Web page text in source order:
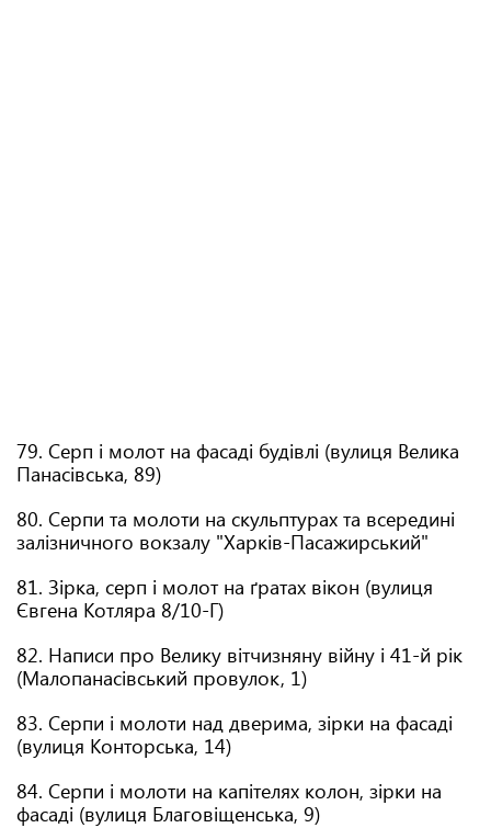
79. Серп і молот на фасаді будівлі (вулиця Велика
Панасівська, 89)
80. Серпи та молоти на скульптурах та всередині
залізничного вокзалу "Харків-Пасажирський"
81. Зірка, серп і молот на ґратах вікон (вулиця
Євгена Котляра 8/10-Г)
82. Написи про Велику вітчизняну війну і 41-й рік
(Малопанасівський провулок, 1)
83. Серпи і молоти над дверима, зірки на фасаді
(вулиця Конторська, 14)
84. Серпи і молоти на капітелях колон, зірки на
фасаді (вулиця Благовіщенська, 9)